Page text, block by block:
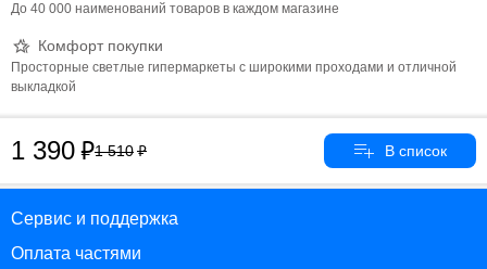
До 40 000 наименований товаров в каждом магазине
Комфорт покупки
Просторные светлые гипермаркеты с широкими проходами и отличной
выкладкой
1 390 1 510
Сервис и поддержка
Оплата частями